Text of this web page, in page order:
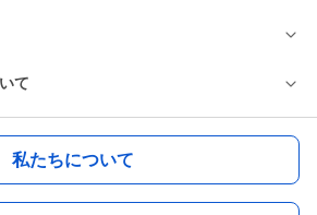
て
私たちについて